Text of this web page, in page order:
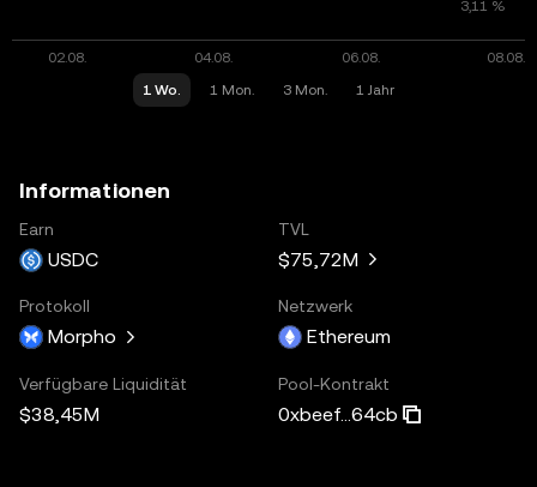
1 Wo. 1 Mon. 3 Mon. 1 Jahr
Informationen
Earn
USDC
TVL
$75,72M
Protokoll
Morpho
Netzwerk
Ethereum
Verfügbare Liquidität
$38,45M
Pool-Kontrakt
0xbeef...64cb